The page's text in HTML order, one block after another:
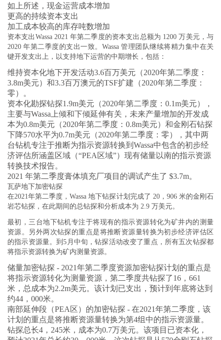
如上所述，现金运营成本增加
更高的持续资本支出
加工成本较高的库存吨数增加
资本支出 Wassa 2021 年第二季度的资本支出总额为 1200 万美元，与
2020 年第二季度的支出一致。Wassa 管理团队继续将精力集中在关
键开发支出上，以支持地下运营的中期增长，包括：
维持资本化地下开发活动3.6百万美元（2020年第二季度：
3.8m美元）和3.3百万澳元的TSF扩建（2020年第二季度：
零）。
资本化勘探钻探1.9m美元（2020年第二季度：0.1m美元），
主要与Wassa上倾和下倾延伸有关，未来产量增加的开发成
本为0.8m美元（2020年第二季度：0.8m美元）和金刚石钻探
下降570水平为0.7m美元（2020年第二季度：零），其中两
台钻机专注于推断为指示资源转换到Wassa中包含的初步经
济评估所涵盖区域（“PEA区域”）现有储量以南的指示资源
转换技术报告。
2021 年第二季度膏体填充厂项目的调试产生了 $3.7m。
瓦萨地下加密钻探
在2021年第二季度，Wassa 地下钻探计划完成了 20，906 米的金刚石
岩芯钻探，在此期间的总钻探和分析成本为 2.9 万美元。
最初，三台地下钻机专注于将现有的指示资源转化为矿井内的测量
资源。另外两次钻探的重点是将推断资源量转换为初步经济评估区
的指示资源量。到5月中旬，钻探活动改变了重点，所有五次钻探都
将指示资源转换为矿内测量资源。
储量加密钻探 - 2021年第二季度资源加密钻探计划的重点是
将指示资源转化为测量资源，第二季度共钻探了16，661
米，总成本为2.2m美元。该计划已支出，预计到年底将达到
约44，000米。
南部延伸段（PEA区）的加密钻探 - 在2021年第二季度，该
计划的重点是将推断资源量转换为第4组中的指示资源量。
钻探总长4，245米，成本为0.7万美元。该项目已资本化，